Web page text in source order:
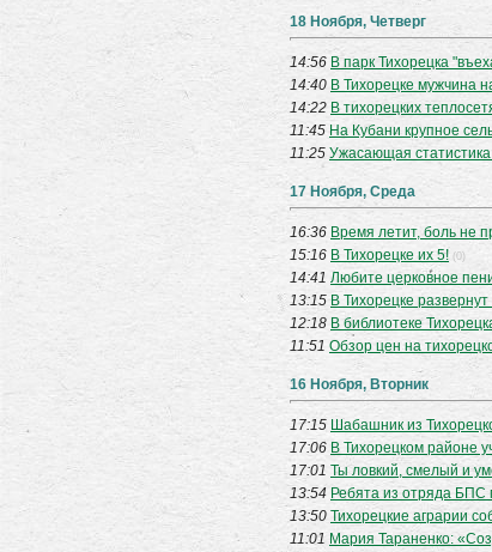
18 Ноября, Четверг
14:56 В парк Тихорецка
14:40 В Тихорецке мужчина
14:22 В тихорецких
11:45 На Кубани крупное
11:25 Ужасающая
17 Ноября, Среда
16:36 Время летит, боль не
15:16 В Тихорецке их 5! (0)
14:41 Любите церковное
13:15 В Тихорецке
12:18 В библиотеке
11:51 Обзор цен на
16 Ноября, Вторник
17:15 Шабашник из
17:06 В Тихорецком районе
17:01 Ты ловкий, смелый и
13:54 Ребята из отряда БПС
13:50 Тихорецкие аграрии
11:01 Мария Тараненко: